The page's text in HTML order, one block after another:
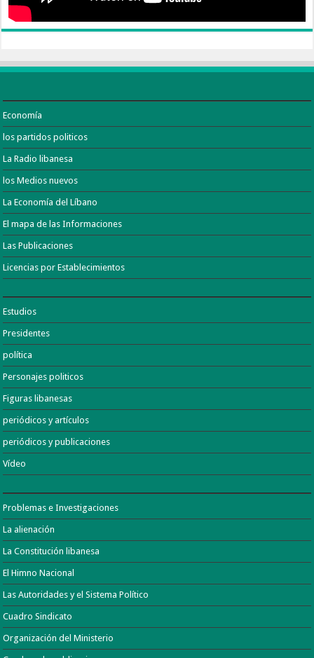
Economía
los partidos politicos
La Radio libanesa
los Medios nuevos
La Economía del Líbano
El mapa de las Informaciones
Las Publicaciones
Licencias por Establecimientos
Estudios
Presidentes
política
Personajes politicos
Figuras libanesas
periódicos y artículos
periódicos y publicaciones
Vídeo
Problemas e Investigaciones
La alienación
La Constitución libanesa
El Himno Nacional
Las Autoridades y el Sistema Político
Cuadro Sindicato
Organización del Ministerio